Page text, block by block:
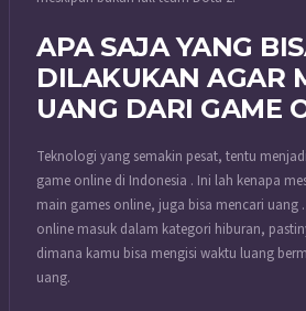
APA SAJA YANG
DILAKUKAN AGAR
UANG DARI GAME
Teknologi yang semakin pesat, tentu
game online di Indonesia . Ini lah kenapa
main games online, juga bisa mencari uang
online masuk dalam kategori hiburan,
dimana kamu bisa mengisi waktu luang
uang.